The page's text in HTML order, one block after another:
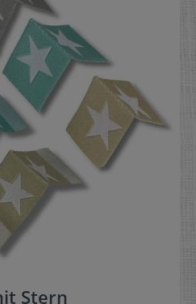
Stern